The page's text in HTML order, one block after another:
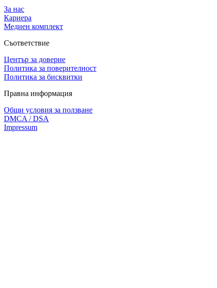
За нас
Кариера
Медиен комплект
Съответствие
Център за доверие
Политика за поверителност
Политика за бисквитки
Правна информация
Общи условия за ползване
DMCA / DSA
Impressum